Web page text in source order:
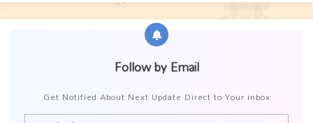
Follow by Email
Get Notified About Next Update Direct to Your inbox